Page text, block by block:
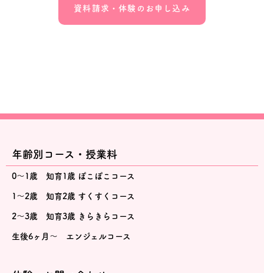
資料請求・体験のお申し込み
年齢別コース・授業料
0～1歳 知育1歳 ぽこぽこコース
1～2歳 知育2歳 すくすくコース
2～3歳 知育3歳 きらきらコース
生後6ヶ月～ エンジェルコース